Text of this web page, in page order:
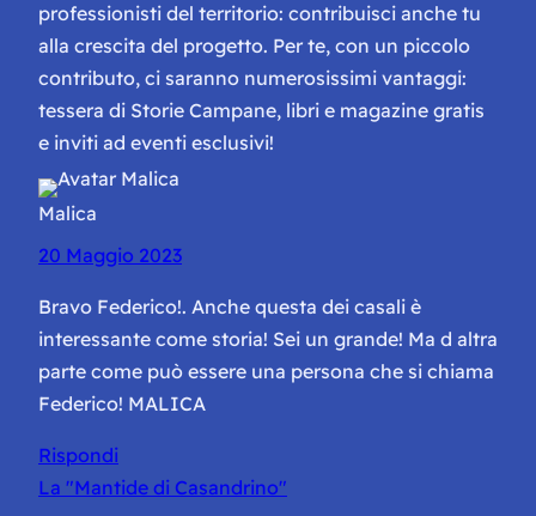
professionisti del territorio: contribuisci anche tu
alla crescita del progetto. Per te, con un piccolo
contributo, ci saranno numerosissimi vantaggi:
tessera di Storie Campane, libri e magazine gratis
e inviti ad eventi esclusivi!
Malica
20 Maggio 2023
Bravo Federico!. Anche questa dei casali è
interessante come storia! Sei un grande! Ma d altra
parte come può essere una persona che si chiama
Federico! MALICA
Rispondi
La "Mantide di Casandrino"